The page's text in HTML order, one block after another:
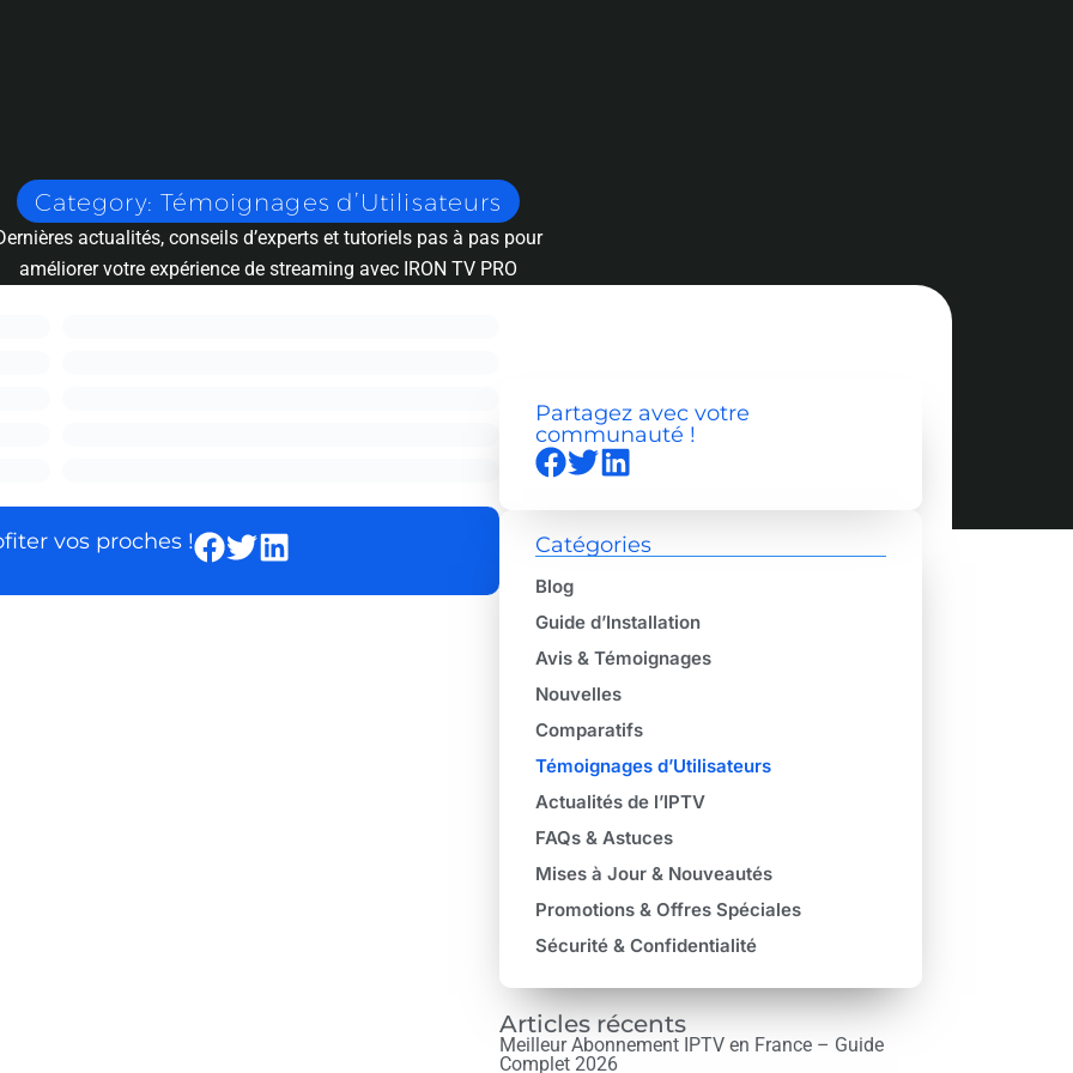
Category: Témoignages d’Utilisateurs
actualités, conseils d’experts et tutoriels pas à pas pour
améliorer votre expérience de streaming avec IRON TV PRO
vos proches !
Partagez avec votre
communauté !
Catégories
Blog
Guide d’Installation
Avis & Témoignages
Nouvelles
Comparatifs
Témoignages d’Utilisateurs
Actualités de l’IPTV
FAQs & Astuces
Mises à Jour & Nouveautés
Promotions & Offres Spéciales
Sécurité & Confidentialité
Articles récents
Meilleur Abonnement IPTV en France – Guide
Complet 2026